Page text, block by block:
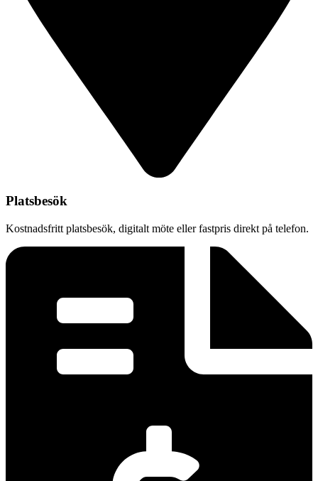
Platsbesök
Kostnadsfritt platsbesök, digitalt möte eller fastpris direkt på telefon.